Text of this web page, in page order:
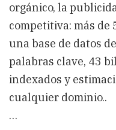
orgánico, la
competitiva: más
una base de datos
palabras clave, 43
indexados y
cualquier dominio..
…